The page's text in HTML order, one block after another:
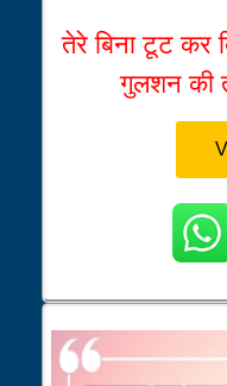
तेरे बिना टूट कर
गुलशन की